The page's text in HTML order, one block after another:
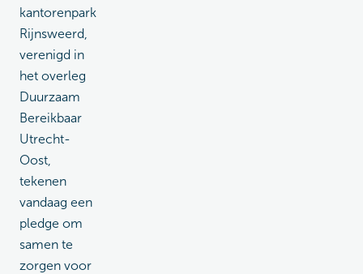
kantorenpark
Rijnsweerd,
verenigd in
het overleg
Duurzaam
Bereikbaar
Utrecht-
Oost,
tekenen
vandaag een
pledge om
samen te
zorgen voor